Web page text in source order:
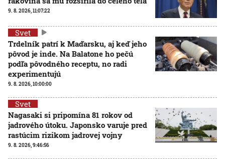
9. 8. 2026, 11:07:22
Svet
Trdelník patrí k Maďarsku, aj keď jeho
pôvod je inde. Na Balatone ho pečú
podľa pôvodného receptu, no radi
experimentujú
9. 8. 2026, 10:00:00
Svet
Nagasaki si pripomína 81 rokov od
jadrového útoku. Japonsko varuje pred
rastúcim rizikom jadrovej vojny
9. 8. 2026, 9:46:56